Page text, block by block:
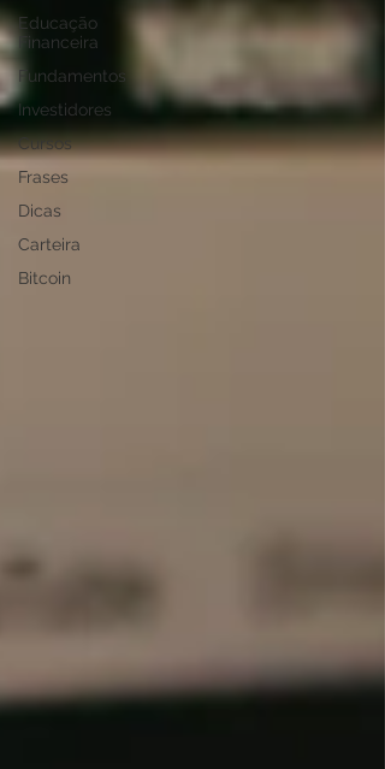
Educação
Financeira
Fundamentos
Investidores
Cursos
Frases
Dicas
Carteira
Bitcoin